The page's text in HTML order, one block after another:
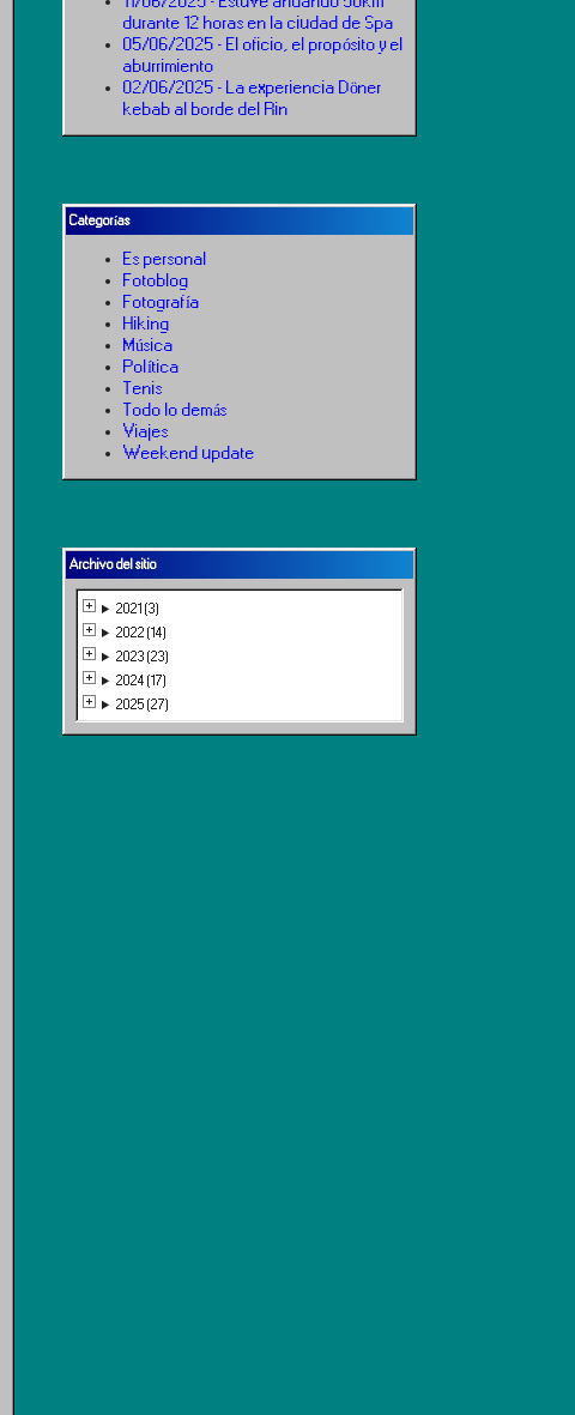
durante 12 horas en la ciudad de Spa
05/06/2025 - El oficio, el propósito y el
aburrimiento
02/06/2025 - La experiencia Döner
kebab al borde del Rin
Categorías
Es personal
Fotoblog
Fotografía
Hiking
Música
Política
Tenis
Todo lo demás
Viajes
Weekend update
Archivo del sitio
2021 (3)
2022 (14)
2023 (23)
2024 (17)
2025 (27)